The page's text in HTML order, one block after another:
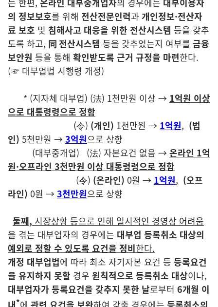
의 정보보호를 위해 전산전문인력과 개인정보·전산자
료 보호 및 침해사고 대응을 위한 전산시스템 등을 갖추
도록 하고, 同 전산시스템 등을 갖추었는지 여부를 금융
보안원 등을 통해 확인받도록 근거 규정을 마련한다.
(☞ 대부업법 시행령 개정)
* (지자체 대부업) (法) 1천만원 이상 → 1억원 이상
으로 대통령령으로 정함
(令) (개인) 1천만원 → 1억원, (법
인) 5천만원 → 3억원으로 상향
(대부중개업) (法) 자본요건 없음 → 온라인 1억
원·오프라인 3천만원 이상 대통령령으로 정함
(令) (온라인) 0원 → 1억원, (오프
라인) 0원 → 3천만원으로 상향
둘째, 시장상황 등으로 인해 일시적인 경영상 어려움
을 겪는 대부업자의 경우에는 대부업 등록취소 대상의
예외로 정할 수 있도록 요건을 정비한다.
개정 대부업법에 따라 최소 자기자본 요건 등 등록요건
을 유지하지 못할 경우 원칙적으로 등록취소 대상이나,
대부업자가 등록요건을 갖추지 못한 날로부터 6개월 이
*